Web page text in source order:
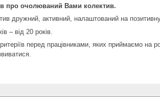
про очолюваний Вами колектив.
дружний, активний, налаштований на
– від 20 років.
перед працівниками, яких приймаємо на